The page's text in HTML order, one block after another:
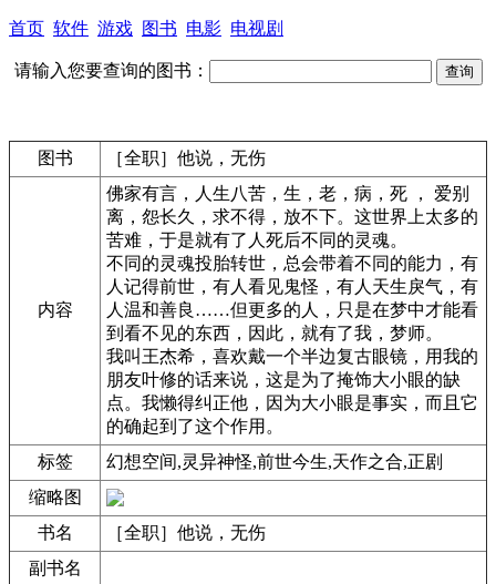
首页 软件 游戏 图书 电影 电视剧
请输入您要查询的图书：
图书 ［全职］他说，无伤
内容
佛家有言，人生八苦，生，老，病，死 ， 爱别
离，怨长久，求不得，放不下。这世界上太多的
苦难，于是就有了人死后不同的灵魂。
不同的灵魂投胎转世，总会带着不同的能力，有
人记得前世，有人看见鬼怪，有人天生戾气，有
人温和善良……但更多的人，只是在梦中才能看
到看不见的东西，因此，就有了我，梦师。
我叫王杰希，喜欢戴一个半边复古眼镜，用我的
朋友叶修的话来说，这是为了掩饰大小眼的缺
点。我懒得纠正他，因为大小眼是事实，而且它
的确起到了这个作用。
标签
幻想空间,灵异神怪,前世今生,天作之合,正剧
缩略图
书名
［全职］他说，无伤
副书名